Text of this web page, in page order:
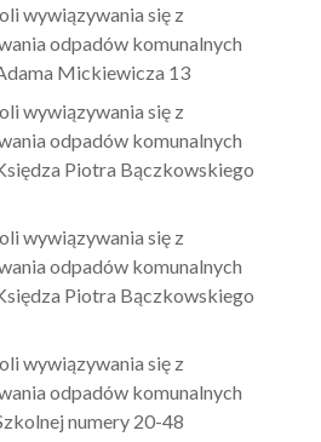
wywiązywania się z
odpadów komunalnych
Mickiewicza 13
wywiązywania się z
odpadów komunalnych
Piotra Bączkowskiego
wywiązywania się z
odpadów komunalnych
Piotra Bączkowskiego
wywiązywania się z
odpadów komunalnych
numery 20-48